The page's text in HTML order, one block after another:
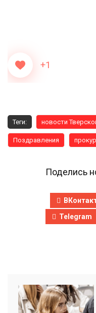
+1
Теги: новости
Поздравления
Поделись
Telegram